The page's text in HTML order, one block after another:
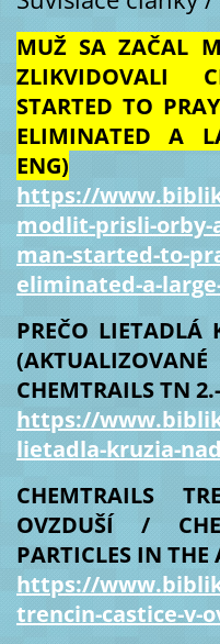
MUŽ SA ZAČAL
ZLIKVIDOVALI
STARTED TO
ELIMINATED A
ENG)
https://
modlit-prisli-
man-started-to-
eliminated-a-
PREČO LIETADLÁ
CHEMTRAILS TN
https://
lietadla-kruzia-
CHEMTRAILS
OVZDUŠÍ /
PARTICLES IN THE
https://
trencin-castice-v-